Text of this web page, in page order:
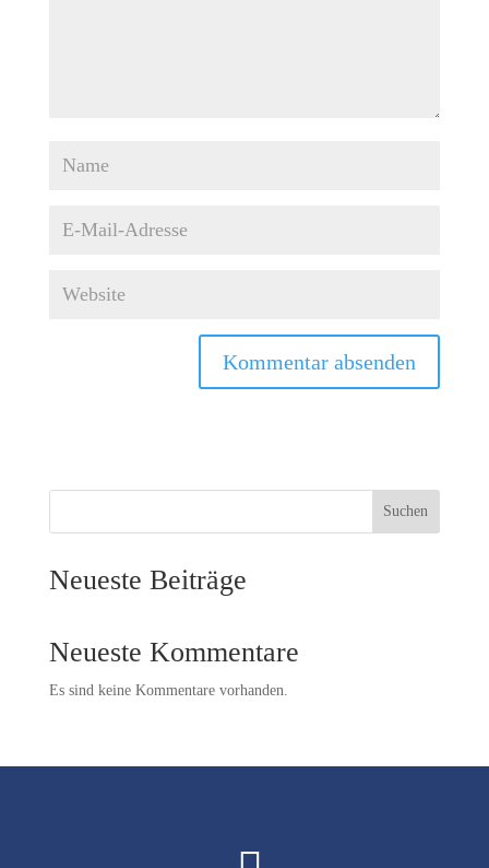
Suchen
Neueste Beiträge
Neueste Kommentare
Es sind keine Kommentare vorhanden.